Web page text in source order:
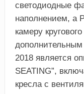
светодиодные
наполнением, а
камеру
2018 является
SEATING”,
кресла с